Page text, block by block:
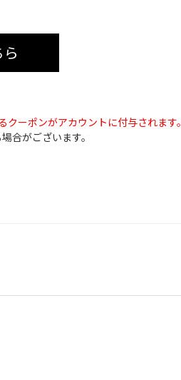
ーポンがアカウントに付与されます。
合がございます。